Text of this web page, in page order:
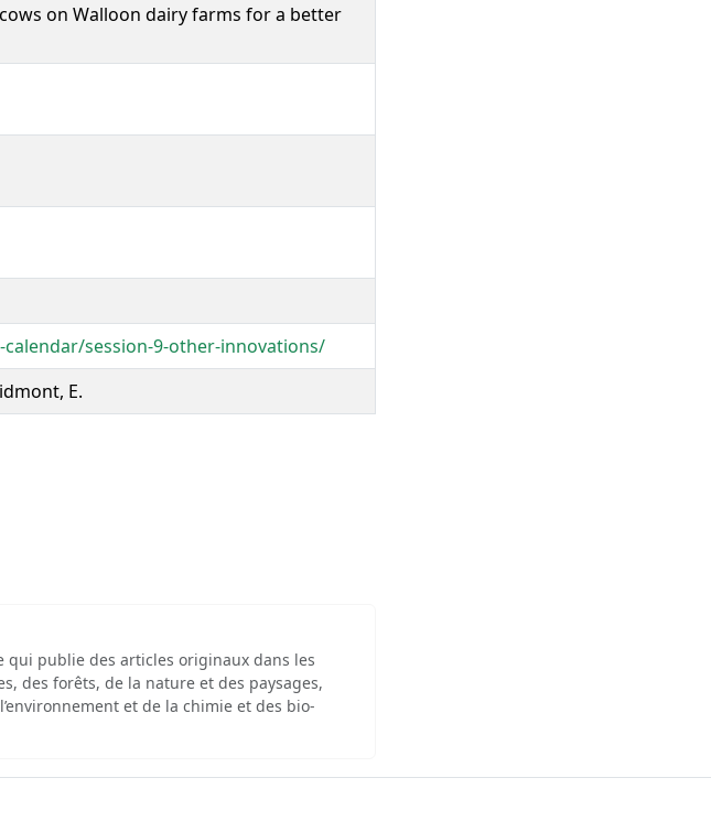
on Walloon dairy farms for a better
session-9-other-innovations/
E.
qui publie des articles originaux dans les
des forêts, de la nature et des paysages,
et de la chimie et des bio-